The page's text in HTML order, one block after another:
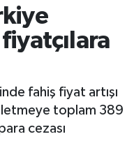
fahiş fiyat artışı
toplam 389
cezası
Fikstür